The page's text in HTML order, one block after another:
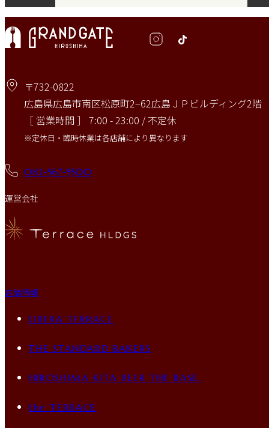
〒732-0822
広島県広島市南区松原町2−62広島ＪＰビルディング2階
［ 営業時間 ］ 7:00 - 23:00 / 不定休
※定休日・臨時休業は各店舗により異なります
082-567-5500
運営会社
店舗情報
LIBERA TERRACE
THE STANDARD BAKERS
HIROSHIMA KITA BEER THE BASE.
the TERRACE